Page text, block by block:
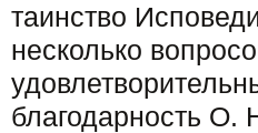
таинство
несколько
благодарность О.